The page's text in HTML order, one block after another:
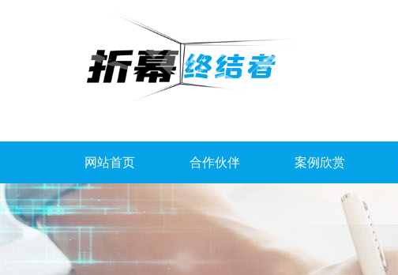
网站首页 合作伙伴 案例欣赏